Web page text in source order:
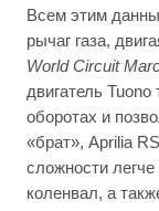
Всем этим
рычаг газа,
World Circuit
двигатель
оборотах и
«брат», Aprilia
сложности
коленвал, а